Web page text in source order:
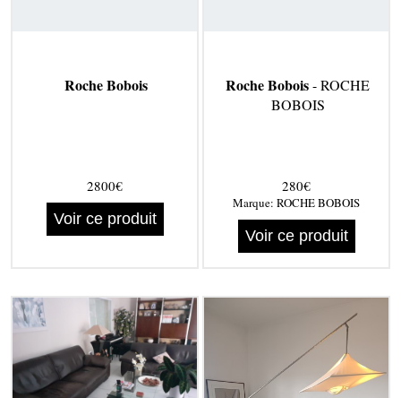
Roche Bobois
2800€
Voir ce produit
Roche Bobois- ROCHE
BOBOIS
280€
Marque: ROCHE BOBOIS
Voir ce produit